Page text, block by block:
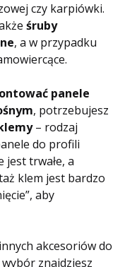
czy karpiówki.
śruby
, a w przypadku
panele
, potrzebujesz
– rodzaj
do profili
jest trwałe, a
klem jest bardzo
aby
akcesoriów do
znajdziesz